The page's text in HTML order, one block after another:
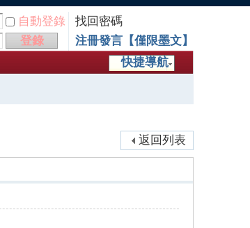
自動登錄
找回密碼
登錄
注冊發言【僅限墨文】
快捷導航
返回列表